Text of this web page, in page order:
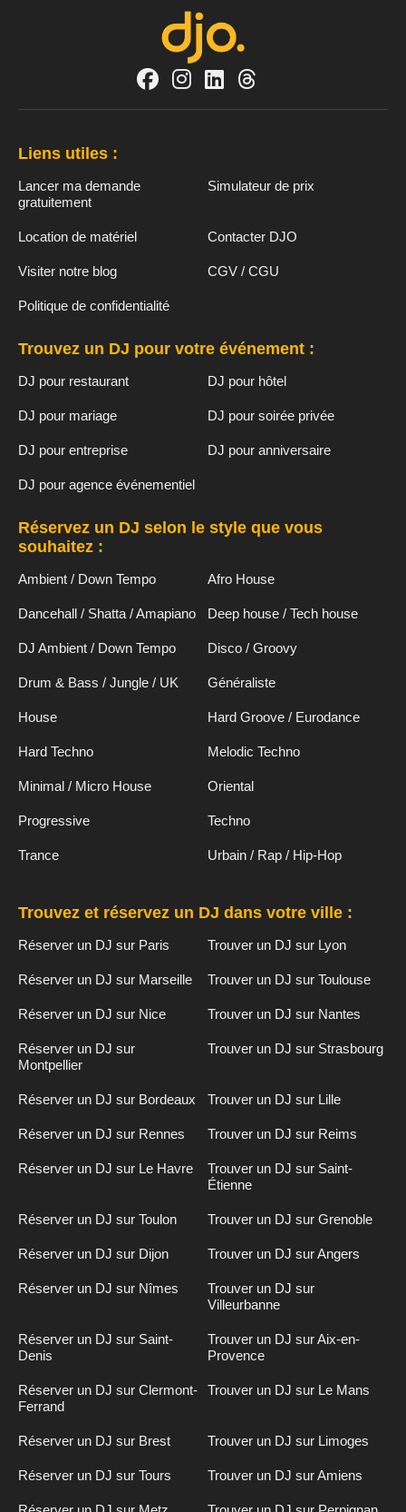
Liens utiles :
Lancer ma demande
gratuitement
Simulateur de prix
Location de matériel Contacter DJO
Visiter notre blog CGV / CGU
Politique de confidentialité
Trouvez un DJ pour votre événement :
DJ pour restaurant DJ pour hôtel
DJ pour mariage DJ pour soirée privée
DJ pour entreprise DJ pour anniversaire
DJ pour agence événementiel
Réservez un DJ selon le style que vous
souhaitez :
Ambient / Down Tempo Afro House
Dancehall / Shatta / Amapiano Deep house / Tech house
DJ Ambient / Down Tempo Disco / Groovy
Drum & Bass / Jungle / UK Généraliste
House Hard Groove / Eurodance
Hard Techno Melodic Techno
Minimal / Micro House Oriental
Progressive Techno
Trance Urbain / Rap / Hip-Hop
Trouvez et réservez un DJ dans votre ville :
Réserver un DJ sur Paris Trouver un DJ sur Lyon
Réserver un DJ sur Marseille Trouver un DJ sur Toulouse
Réserver un DJ sur Nice Trouver un DJ sur Nantes
Réserver un DJ sur
Montpellier
Trouver un DJ sur Strasbourg
Réserver un DJ sur Bordeaux Trouver un DJ sur Lille
Réserver un DJ sur Rennes Trouver un DJ sur Reims
Réserver un DJ sur Le Havre
Trouver un DJ sur Saint-
Étienne
Réserver un DJ sur Toulon Trouver un DJ sur Grenoble
Réserver un DJ sur Dijon Trouver un DJ sur Angers
Réserver un DJ sur Nîmes
Trouver un DJ sur
Villeurbanne
Réserver un DJ sur Saint-
Denis
Trouver un DJ sur Aix-en-
Provence
Réserver un DJ sur Clermont-
Ferrand
Trouver un DJ sur Le Mans
Réserver un DJ sur Brest Trouver un DJ sur Limoges
Réserver un DJ sur Tours Trouver un DJ sur Amiens